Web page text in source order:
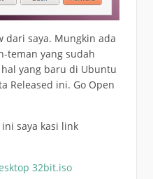
dari saya. Mungkin ada
teman yang sudah
yang baru di Ubuntu
Released ini. Go Open
saya kasi link
32bit.iso